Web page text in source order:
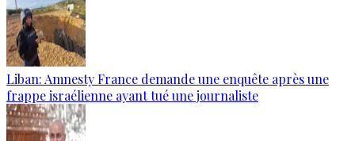
Liban: Amnesty France demande une enquête après une
frappe israélienne ayant tué une journaliste